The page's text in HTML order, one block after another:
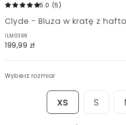
5.0 (5)
Clyde - Bluza w kratę z
ILM0369
199,99 zł
Wybierz rozmiar
XS S